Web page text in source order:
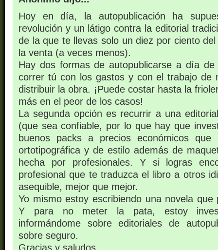
Hoy en día, la autopublicación ha
revolución y un látigo contra la editorial
de la que te llevas solo un diez por ciento
la venta (a veces menos).
Hay dos formas de autopublicarse a día
correr tú con los gastos y con el trabajo de
distribuir la obra. ¡Puede costar hasta la
más en el peor de los casos!
La segunda opción es recurrir a una
(que sea confiable, por lo que hay que
buenos packs a precios económicos que
ortotipográfica y de estilo además de
hecha por profesionales. Y si logras
profesional que te traduzca el libro a otros
asequible, mejor que mejor.
Yo mismo estoy escribiendo una novela que
Y para no meter la pata, estoy
informándome sobre editoriales de
sobre seguro.
Gracias y saludos.